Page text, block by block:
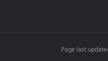
Page last